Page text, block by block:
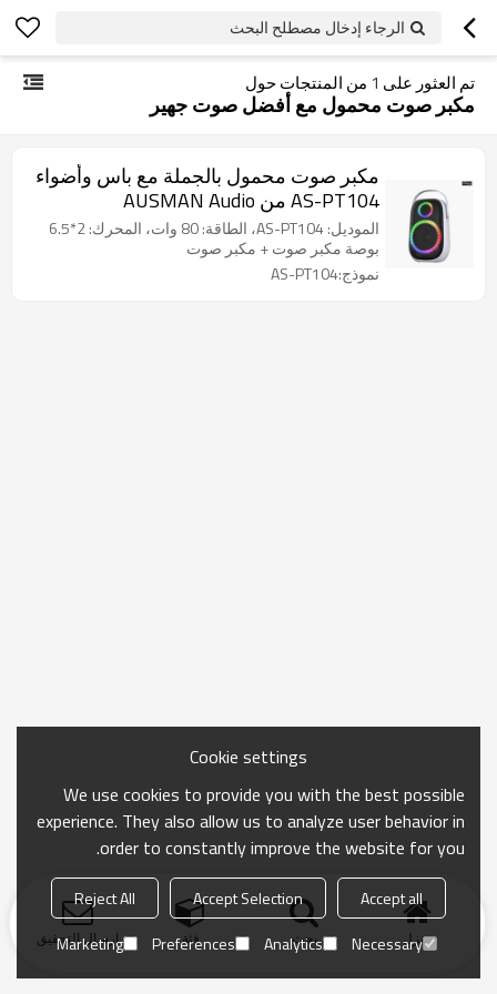
الرجاء إدخال مصطلح البحث
تم العثور على 1 من المنتجات حول
مكبر صوت محمول مع أفضل صوت جهير
مكبر صوت محمول بالجملة مع باس وأضواء
AS-PT104 من AUSMAN Audio
الموديل: AS-PT104، الطاقة: 80 وات، المحرك: 2*6.5
بوصة مكبر صوت + مكبر صوت
نموذج:AS-PT104
منزل بحث فئة ارسال التحقيق
Cookie settings
We use cookies to provide you with the best possible
experience. They also allow us to analyze user behavior in
order to constantly improve the website for you.
Accept all
Accept Selection
Reject All
Necessary
Analytics
Preferences
Marketing